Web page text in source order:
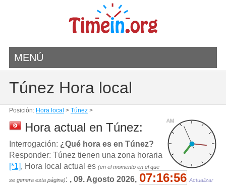
MENÚ
Túnez Hora local
Posición: Hora local > Túnez>
AM
Hora actual en Túnez:
Interrogación: ¿Qué hora es en Túnez?
Responder: Túnez tienen una zona horaria
[*1], Hora local actual es (en el momento en el que
se genera esta página): , 09. Agosto 2026, 07:16:57 Actualizar